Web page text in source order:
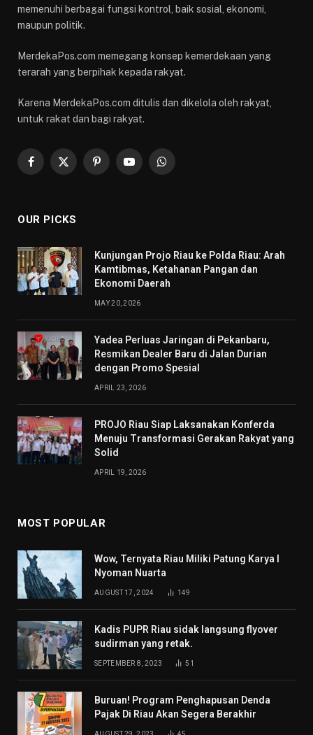
memenuhi berbagai fungsi kontrol, baik sosial, ekonomi,
maupun politik.
MerdekaPos.com memegang konsep kemerdekaan yang
terarah yang berpihak kepada rakyat.
Karena MerdekaPos.com ditulis dan dikelola oleh rakyat,
untuk rakat dan bagi rakyat.
Facebook
X
PinterestYouTubeWhatsApp
OUR PICKS
Kunjungan Projo Riau ke Polda Riau: Arah
Kamtibmas, Ketahanan Pangan dan
Ekonomi Daerah
MAY 20, 2026
Yadea Perluas Jaringan di Pekanbaru,
Resmikan Dealer Baru di Jalan Durian
dengan Promo Spesial
APRIL 23, 2026
PROJO Riau Siap Laksanakan Konferda
Menuju Transformasi Gerakan Rakyat yang
Solid
APRIL 19, 2026
MOST POPULAR
Wow, Ternyata Riau Miliki Patung Karya I
Nyoman Nuarta
AUGUST 17, 2024 149
Kadis PUPR Riau sidak langsung flyover
sudirman yang retak.
SEPTEMBER 8, 2023 51
Buruan! Program Penghapusan Denda
Pajak Di Riau Akan Segera Berakhir